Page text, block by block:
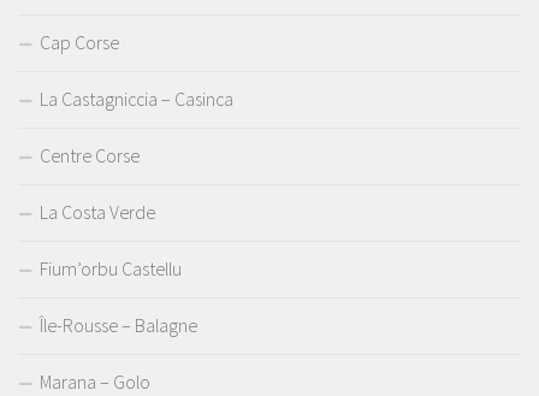
Cap Corse
La Castagniccia – Casinca
Centre Corse
La Costa Verde
Fium’orbu Castellu
Île-Rousse – Balagne
Marana – Golo